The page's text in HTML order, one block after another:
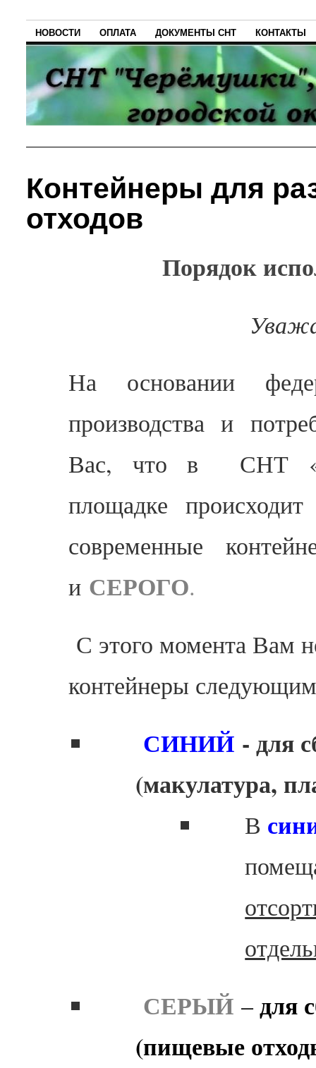
НОВОСТИ ОПЛАТА ДОКУМЕНТЫ СНТ КОНТАКТЫ
Контейнеры для
отходов
Порядок
На основании
производства и
Вас, что в СНТ
площадке
современные
и СЕРОГО.
С этого момента Вам
контейнеры
СИНИЙ - для
(макулатура,
В
СЕРЫЙ –для
(пищевые